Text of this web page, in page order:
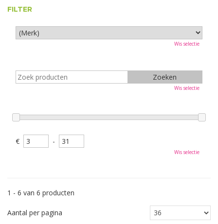
FILTER
Wis selectie
Wis selectie
€ -
Wis selectie
1 - 6 van 6 producten
Aantal per pagina